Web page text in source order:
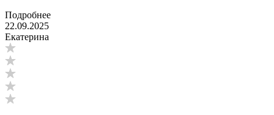
Подробнее
22.09.2025
Екатерина